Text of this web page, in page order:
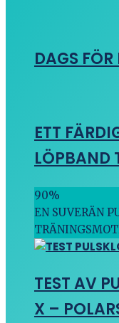
DAGS
ETT
LÖPBAND
90%
EN SUVERÄN
TEST AV
X –